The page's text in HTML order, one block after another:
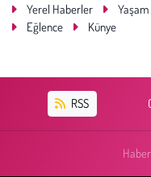
Yerel Haberler
Yaşam
Eğlence
Künye
RSS
Haber